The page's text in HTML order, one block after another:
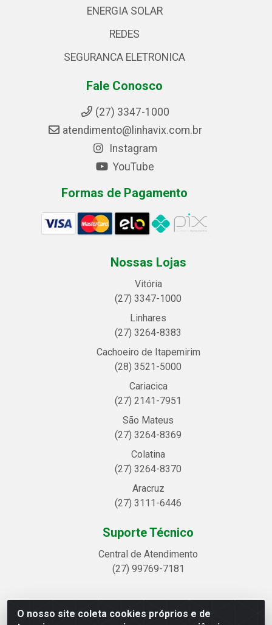
O nosso site coleta cookies próprios e de
ENERGIA SOLAR
REDES
SEGURANCA ELETRONICA
Fale Conosco
(27) 3347-1000
atendimento@linhavix.com.br
Instagram
YouTube
Formas de Pagamento
Nossas Lojas
Vitória
(27) 3347-1000
Linhares
(27) 3264-8383
Cachoeiro de Itapemirim
(28) 3521-5000
Cariacica
(27) 2141-7951
São Mateus
(27) 3264-8369
Colatina
(27) 3264-8370
Aracruz
(27) 3111-6446
Suporte Técnico
Central de Atendimento
(27) 99769-7181
Linhavix Distribuidora LTDA - Avenida Alegre, 2521 -